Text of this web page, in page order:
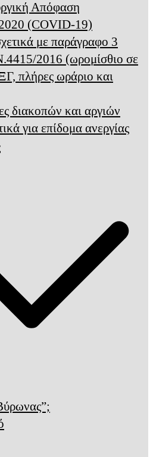
Απόφαση
(COVID-19)
με παράγραφο 3
2016 (ωρομίσθιο σε
πλήρες ωράριο και
διακοπών και αργιών
για επίδομα ανεργίας